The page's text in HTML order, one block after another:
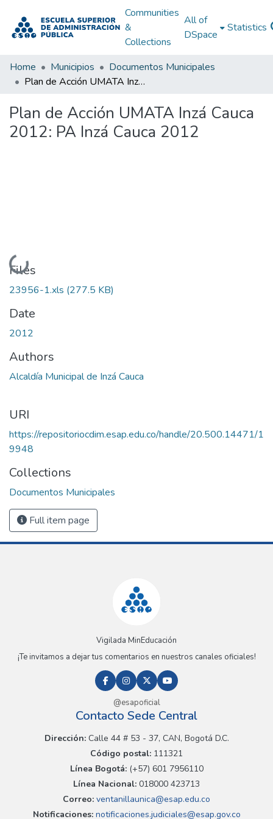
Communities
&
Collections
All of
DSpace
Statistics
Home Municipios
Documentos Municipales
Plan de Acción UMATA Inzá Cauca 2012: PA Inzá Cauca 2012
Plan de Acción UMATA Inzá Cauca
2012: PA Inzá Cauca 2012
Loading...
Files
23956-1.xls (277.5 KB)
Date
2012
Authors
Alcaldía Municipal de Inzá Cauca
URI
https://repositoriocdim.esap.edu.co/handle/20.500.14471/1
9948
Collections
Documentos Municipales
Full item page
Vigilada MinEducación
¡Te invitamos a dejar tus comentarios en nuestros canales oficiales!
@esapoficial
Contacto Sede Central
Dirección:Calle 44 # 53 - 37, CAN, Bogotá D.C.
Código postal: 111321
Línea Bogotá:(+57) 601 7956110
Línea Nacional: 018000 423713
Correo: ventanillaunica@esap.edu.co
Notificaciones:notificaciones.judiciales@esap.gov.co